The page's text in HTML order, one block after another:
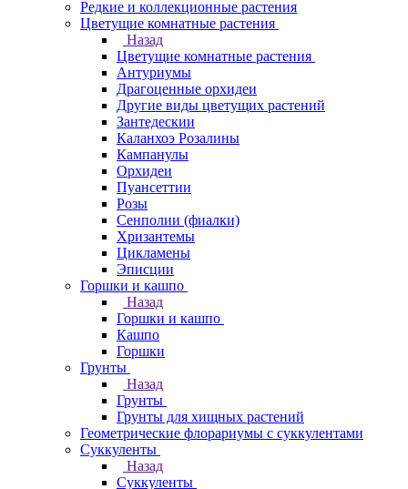
Редкие и коллекционные растения
Цветущие комнатные растения
Назад
Цветущие комнатные растения
Антуриумы
Драгоценные орхидеи
Другие виды цветущих растений
Зантедескии
Каланхоэ Розалины
Кампанулы
Орхидеи
Пуансеттии
Розы
Сенполии (фиалки)
Хризантемы
Цикламены
Эписции
Горшки и кашпо
Назад
Горшки и кашпо
Кашпо
Горшки
Грунты
Назад
Грунты
Грунты для хищных растений
Геометрические флорариумы с суккулентами
Суккуленты
Назад
Суккуленты